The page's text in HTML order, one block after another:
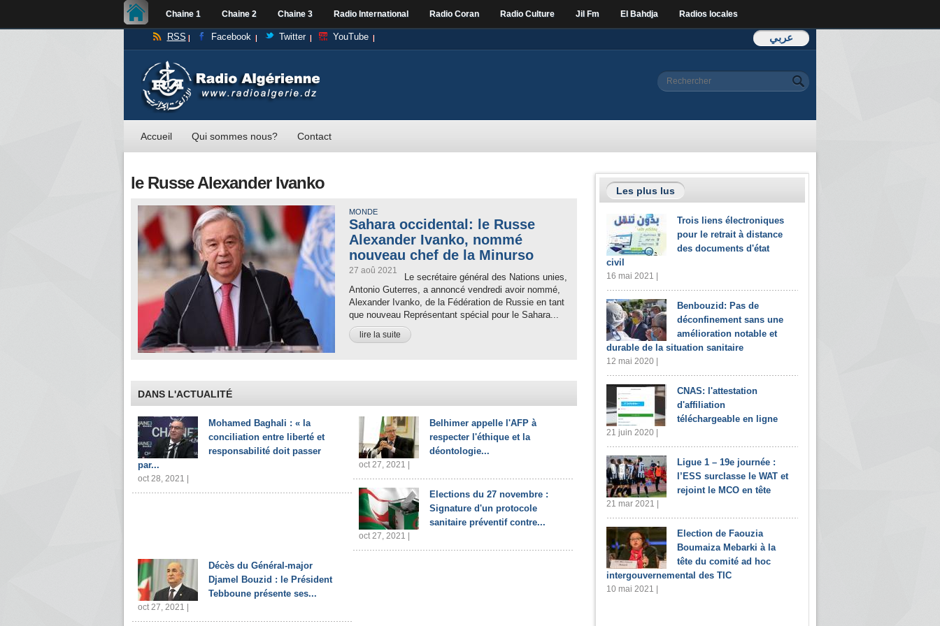
Chaine 1 Chaine 2 Chaine 3 Radio International Radio Coran Radio Culture Jil Fm El Bahdja Radios locales
عربي RSS Facebook Twitter YouTube
Formulaire de
Rechercher
Accueil Qui sommes nous? Contact
le Russe Alexander Ivanko
MONDE
Sahara occidental: le Russe
Alexander Ivanko, nommé
nouveau chef de la Minurso
27 aoû 2021
Le secrétaire général des Nations unies,
Antonio Guterres, a annoncé vendredi avoir nommé,
Alexander Ivanko, de la Fédération de Russie en tant
que nouveau Représentant spécial pour le Sahara...
lire la suite
DANS L'ACTUALITÉ
Mohamed Baghali : « la
conciliation entre liberté et
responsabilité doit passer
par...
oct 28, 2021 |
Belhimer appelle l'AFP à
respecter l'éthique et la
déontologie...
oct 27, 2021 |
Elections du 27 novembre :
Signature d'un protocole
sanitaire préventif contre...
oct 27, 2021 |
Décès du Général-major
Djamel Bouzid : le Président
Tebboune présente ses...
oct 27, 2021 |
Les plus lus
Trois liens électroniques
pour le retrait à distance
des documents d'état
civil
16 mai 2021 |
Benbouzid: Pas de
déconfinement sans une
amélioration notable et
durable de la situation sanitaire
12 mai 2020 |
CNAS: l'attestation
d'affiliation
téléchargeable en ligne
21 juin 2020 |
Ligue 1 – 19e journée :
l’ESS surclasse le WAT et
rejoint le MCO en tête
21 mar 2021 |
Election de Faouzia
Boumaiza Mebarki à la
tête du comité ad hoc
intergouvernemental des TIC
10 mai 2021 |